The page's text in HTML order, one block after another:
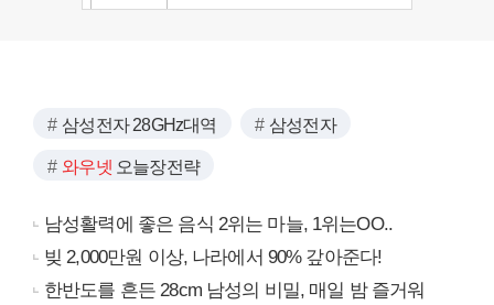
삼성전자 28GHz대역 삼성전자
와우넷 오늘장전략
남성활력에 좋은 음식 2위는 마늘, 1위는OO..
빚 2,000만원 이상, 나라에서 90% 갚아준다!
한반도를 흔든 28cm 남성의 비밀, 매일 밤 즐거워